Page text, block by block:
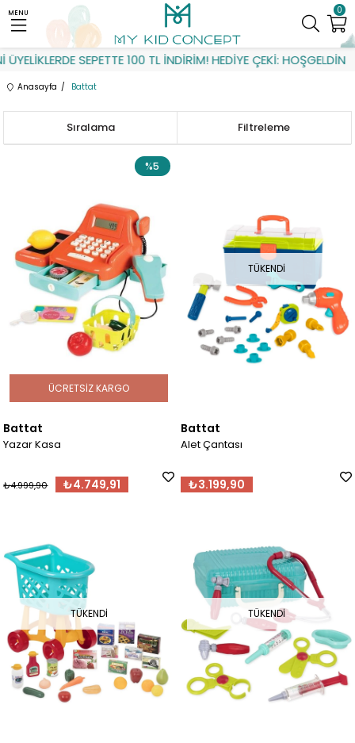
SEPETTE 100 TL İNDİRİM! HEDİYE ÇEKİ: HOŞGELDİN
0
MENU
Anasayfa Battat
Filtreleme
Sıralama
Battat
Yazar Kasa
₺4.749,91
₺4.999,90
%5
ÜCRETSIZ KARGO
TÜKENDI
Battat
Alet Çantası
₺3.199,90
TÜKENDI TÜKENDI